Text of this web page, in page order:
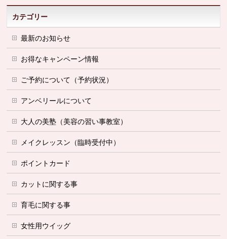
カテゴリー
最新のお知らせ
お得なキャンペーン情報
ご予約について（予約状況）
アンベリールについて
大人の美塾（美容の習い事教室）
メイクレッスン（臨時受付中）
ポイントカード
カットに関する事
育毛に関する事
女性用ウイッグ